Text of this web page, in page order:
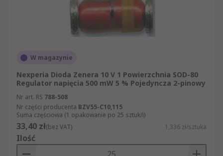
W magazynie
Nexperia Dioda Zenera 10 V 1 Powierzchnia SOD-80
Regulator napięcia 500 mW 5 % Pojedyncza 2-pinowy
Nr art. RS 788-508
Nr części producenta BZV55-C10,115
Suma częściowa (1 opakowanie po 25 sztuk/i)
33,40 zł(bez VAT) 1,336 zł/sztuka
Ilość